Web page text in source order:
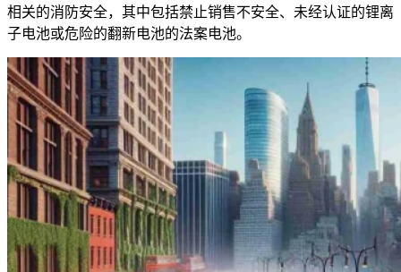
相关的消防安全，其中包括禁止销售不安全、未经认证的锂离
子电池或危险的翻新电池的法案电池。